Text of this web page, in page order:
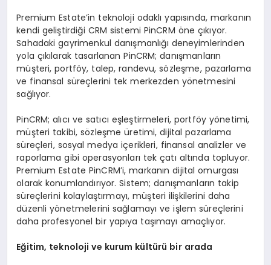
Premium Estate’in teknoloji odaklı yapısında, markanın
kendi geliştirdiği CRM sistemi PinCRM öne çıkıyor.
Sahadaki gayrimenkul danışmanlığı deneyimlerinden
yola çıkılarak tasarlanan PinCRM; danışmanların
müşteri, portföy, talep, randevu, sözleşme, pazarlama
ve finansal süreçlerini tek merkezden yönetmesini
sağlıyor.
PinCRM; alıcı ve satıcı eşleştirmeleri, portföy yönetimi,
müşteri takibi, sözleşme üretimi, dijital pazarlama
süreçleri, sosyal medya içerikleri, finansal analizler ve
raporlama gibi operasyonları tek çatı altında topluyor.
Premium Estate PinCRM’i, markanın dijital omurgası
olarak konumlandırıyor. Sistem; danışmanların takip
süreçlerini kolaylaştırmayı, müşteri ilişkilerini daha
düzenli yönetmelerini sağlamayı ve işlem süreçlerini
daha profesyonel bir yapıya taşımayı amaçlıyor.
Eğitim, teknoloji ve kurum kültürü bir arada